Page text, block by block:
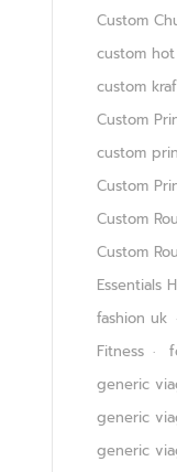
Custom
custom
custom
Custom
custom
Custom
Custom
Custom
Essentials
fashion uk
Fitness
generic
generic
generic